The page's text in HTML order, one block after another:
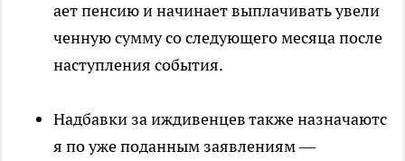
ает пенсию и начинает выплачивать увели
ченную сумму со следующего месяца после
наступления события.
Надбавки за иждивенцев также назначаютс
я по уже поданным заявлениям —